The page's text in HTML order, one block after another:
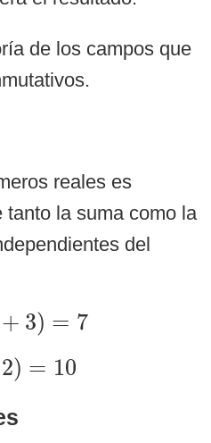
de los campos que
reales es
tanto la suma como la
del
+ 3) = 7
3 )=
2) = 10
2)=